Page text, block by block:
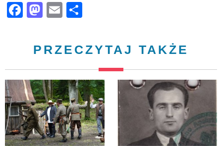
Facebook
Mastodon
Email
PRZECZYTAJ TAKŻE